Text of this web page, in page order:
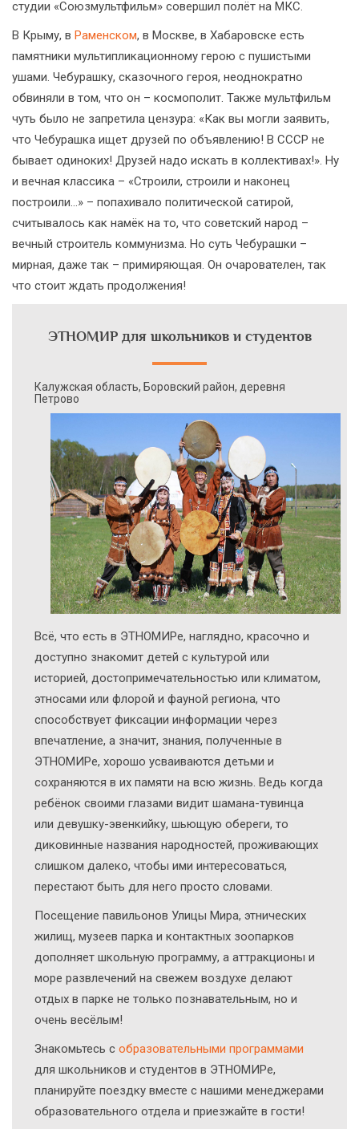
студии «Союзмультфильм» совершил полёт на МКС.
В Крыму, в Раменском, в Москве, в Хабаровске есть
памятники мультипликационному герою с пушистыми
ушами. Чебурашку, сказочного героя, неоднократно
обвиняли в том, что он – космополит. Также мультфильм
чуть было не запретила цензура: «Как вы могли заявить,
что Чебурашка ищет друзей по объявлению! В СССР не
бывает одиноких! Друзей надо искать в коллективах!». Ну
и вечная классика – «Строили, строили и наконец
построили…» – попахивало политической сатирой,
считывалось как намёк на то, что советский народ –
вечный строитель коммунизма. Но суть Чебурашки –
мирная, даже так – примиряющая. Он очарователен, так
что стоит ждать продолжения!
ЭТНОМИР для школьников и студентов
Калужская область, Боровский район, деревня
Петрово
Всё, что есть в ЭТНОМИРе, наглядно, красочно и
доступно знакомит детей с культурой или
историей, достопримечательностью или климатом,
этносами или флорой и фауной региона, что
способствует фиксации информации через
впечатление, а значит, знания, полученные в
ЭТНОМИРе, хорошо усваиваются детьми и
сохраняются в их памяти на всю жизнь. Ведь когда
ребёнок своими глазами видит шамана-тувинца
или девушку-эвенкийку, шьющую обереги, то
диковинные названия народностей, проживающих
слишком далеко, чтобы ими интересоваться,
перестают быть для него просто словами.
Посещение павильонов Улицы Мира, этнических
жилищ, музеев парка и контактных зоопарков
дополняет школьную программу, а аттракционы и
море развлечений на свежем воздухе делают
отдых в парке не только познавательным, но и
очень весёлым!
Знакомьтесь с образовательными программами
для школьников и студентов в ЭТНОМИРе,
планируйте поездку вместе с нашими менеджерами
образовательного отдела и приезжайте в гости!